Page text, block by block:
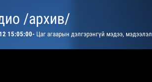
/архив/
15:05:00- Цаг агаарын дэлгэрэнгүй мэдээ, мэдээлэл